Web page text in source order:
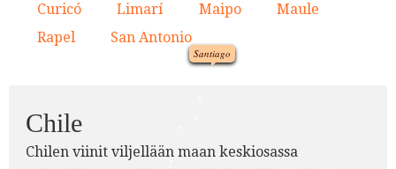
Santiago
Curicó Limarí Maipo Maule
Rapel San Antonio
Chile
Chilen viinit viljellään maan keskiosassa